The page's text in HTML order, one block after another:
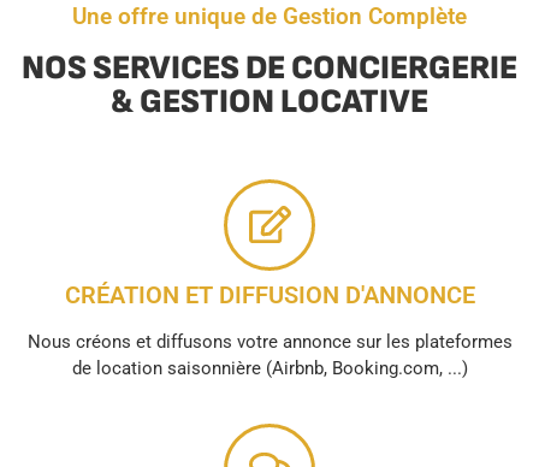
Une offre unique de Gestion Complète
NOS SERVICES DE CONCIERGERIE
& GESTION LOCATIVE
CRÉATION ET DIFFUSION D'ANNONCE
Nous créons et diffusons votre annonce sur les plateformes
de location saisonnière (Airbnb, Booking.com, ...)